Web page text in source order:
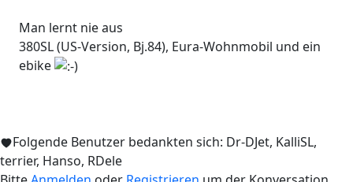
Man lernt nie aus
380SL (US-Version, Bj.84), Eura-Wohnmobil und ein
ebike
Folgende Benutzer bedankten sich: Dr-DJet, KalliSL,
terrier, Hanso, RDele